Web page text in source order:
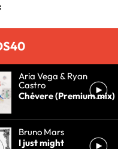
Aria Vega & Ryan
Castro
Chévere (Premium mix)
Bruno Mars
I just might